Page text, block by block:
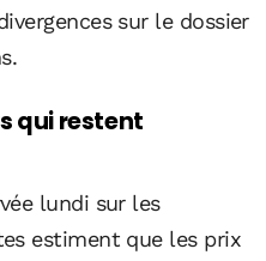
sur le dossier
qui restent
lundi sur les
estiment que les prix